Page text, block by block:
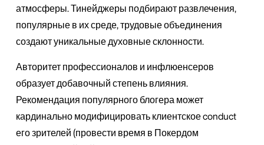
атмосферы. Тинейджеры подбирают развлечения,
популярные в их среде, трудовые объединения
создают уникальные духовные склонности.
Авторитет профессионалов и инфлюенсеров
образует добавочный степень влияния.
Рекомендация популярного блогера может
кардинально модифицировать клиентское conduct
его зрителей (провести время в Покердом